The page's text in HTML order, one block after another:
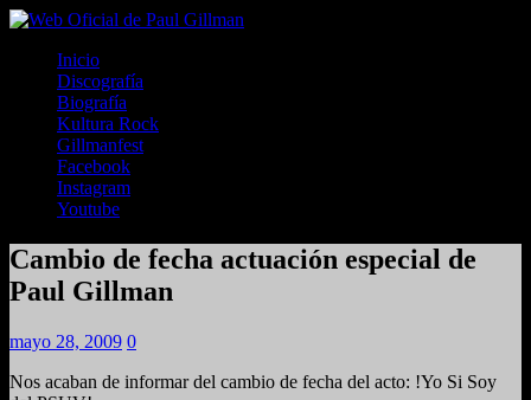
Inicio
Discografía
Biografía
Kultura Rock
Gillmanfest
Facebook
Instagram
Youtube
Cambio de fecha actuación especial de
Paul Gillman
mayo 28, 2009 0
Nos acaban de informar del cambio de fecha del acto: !Yo Si Soy